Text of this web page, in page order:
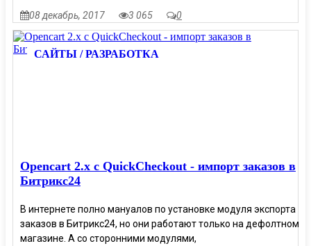
08 декабрь, 2017 3 065 0
САЙТЫ / РАЗРАБОТКА
Opencart 2.x с QuickCheckout - импорт заказов в
Битрикс24
В интернете полно мануалов по установке модуля экспорта
заказов в Битрикс24, но они работают только на дефолтном
магазине. А со сторонними модулями,